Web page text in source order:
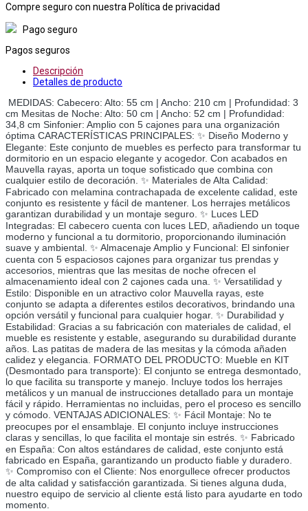
Compre seguro con nuestra Política de privacidad
Pago seguro
Pagos seguros
Descripción
Detalles de producto
MEDIDAS: Cabecero: Alto: 55 cm | Ancho: 210 cm | Profundidad: 3
cm Mesitas de Noche: Alto: 50 cm | Ancho: 52 cm | Profundidad:
34,8 cm Sinfonier: Amplio con 5 cajones para una organización
óptima CARACTERÍSTICAS PRINCIPALES: ✨ Diseño Moderno y
Elegante: Este conjunto de muebles es perfecto para transformar tu
dormitorio en un espacio elegante y acogedor. Con acabados en
Mauvella rayas, aporta un toque sofisticado que combina con
cualquier estilo de decoración. ✨ Materiales de Alta Calidad:
Fabricado con melamina contrachapada de excelente calidad, este
conjunto es resistente y fácil de mantener. Los herrajes metálicos
garantizan durabilidad y un montaje seguro. ✨ Luces LED
Integradas: El cabecero cuenta con luces LED, añadiendo un toque
moderno y funcional a tu dormitorio, proporcionando iluminación
suave y ambiental. ✨ Almacenaje Amplio y Funcional: El sinfonier
cuenta con 5 espaciosos cajones para organizar tus prendas y
accesorios, mientras que las mesitas de noche ofrecen el
almacenamiento ideal con 2 cajones cada una. ✨ Versatilidad y
Estilo: Disponible en un atractivo color Mauvella rayas, este
conjunto se adapta a diferentes estilos decorativos, brindando una
opción versátil y funcional para cualquier hogar. ✨ Durabilidad y
Estabilidad: Gracias a su fabricación con materiales de calidad, el
mueble es resistente y estable, asegurando su durabilidad durante
años. Las patitas de madera de las mesitas y la cómoda añaden
calidez y elegancia. FORMATO DEL PRODUCTO: Mueble en KIT
(Desmontado para transporte): El conjunto se entrega desmontado,
lo que facilita su transporte y manejo. Incluye todos los herrajes
metálicos y un manual de instrucciones detallado para un montaje
fácil y rápido. Herramientas no incluidas, pero el proceso es sencillo
y cómodo. VENTAJAS ADICIONALES: ✨ Fácil Montaje: No te
preocupes por el ensamblaje. El conjunto incluye instrucciones
claras y sencillas, lo que facilita el montaje sin estrés. ✨ Fabricado
en España: Con altos estándares de calidad, este conjunto está
fabricado en España, garantizando un producto fiable y duradero.
✨ Compromiso con el Cliente: Nos enorgullece ofrecer productos
de alta calidad y satisfacción garantizada. Si tienes alguna duda,
nuestro equipo de servicio al cliente está listo para ayudarte en todo
momento.